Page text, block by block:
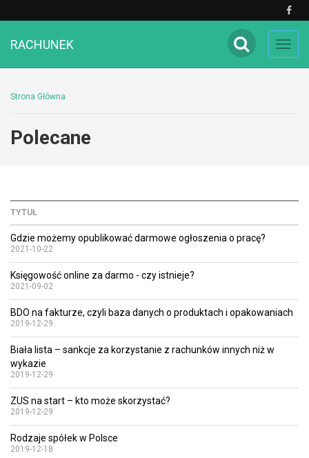
RACHUNEK
Strona Główna
Polecane
TYTUŁ
Gdzie możemy opublikować darmowe ogłoszenia o pracę?
2021-10-22
Księgowość online za darmo - czy istnieje?
2021-09-02
BDO na fakturze, czyli baza danych o produktach i opakowaniach
2019-12-29
Biała lista – sankcje za korzystanie z rachunków innych niż w
wykazie
2019-12-29
ZUS na start – kto może skorzystać?
2019-12-29
Rodzaje spółek w Polsce
2019-12-18